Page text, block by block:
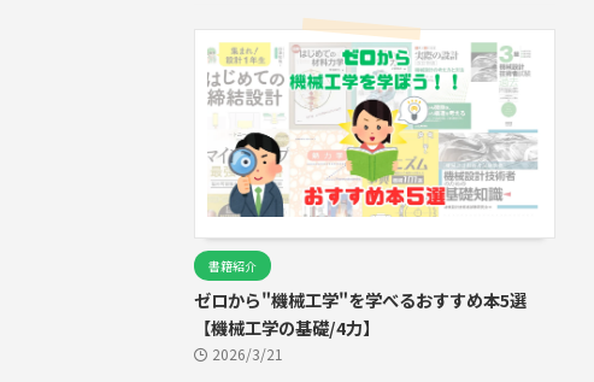
書籍紹介
ゼロから"機械工学"を学べるおすすめ本5選
【機械工学の基礎/4力】
2026/3/21